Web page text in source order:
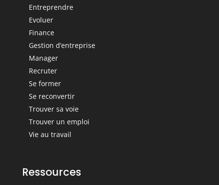
Entreprendre
Evoluer
Finance
Gestion d’entreprise
Manager
Recruter
Se former
Se reconvertir
Trouver sa voie
Trouver un emploi
Vie au travail
Ressources